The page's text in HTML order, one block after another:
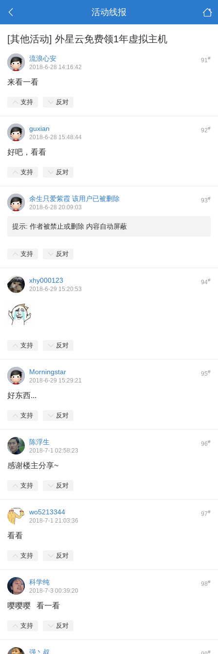
活动线报
[其他活动] 外星云免费领1年虚拟主机
91#
流浪心安
2018-6-28 14:16:42
来看一看
支持 反对
92#
guxian
2018-6-28 15:48:44
好吧，看看
支持 反对
93#
余生只爱紫霞 该用户已被删除
2018-6-28 20:09:03
提示: 作者被禁止或删除 内容自动屏蔽
支持 反对
94#
xhy000123
2018-6-29 15:20:53
支持 反对
95#
Morningstar
2018-6-29 15:29:21
好东西...
支持 反对
96#
陈浮生
2018-7-1 02:58:23
感谢楼主分享~
支持 反对
97#
wo5213344
2018-7-1 21:03:36
看看
支持 反对
98#
科学纯
2018-7-3 00:39:20
嘤嘤嘤 看一看
支持 反对
#
强丶叔